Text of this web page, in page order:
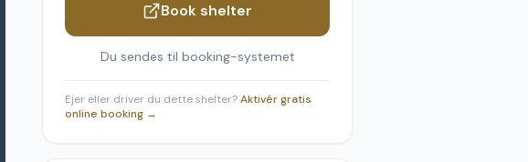
Book shelter
Du sendes til booking-systemet
Ejer eller driver du dette shelter?Aktivér gratis
online booking →